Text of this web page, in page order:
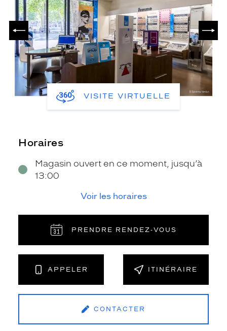
PRÉCÉDENT
VISITE VIRTUELLE
Horaires
Magasin ouvert en ce moment, jusqu’à
13:00
Voir les horaires
PRENDRE RENDEZ‑VOUS
APPELER ITINÉRAIRE
CONTACTER